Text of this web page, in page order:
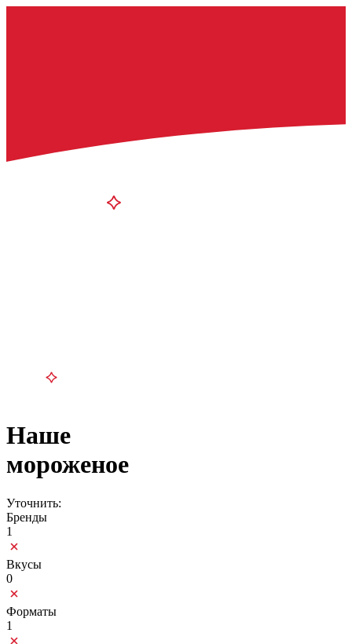
Наше
мороженое
Уточнить:
Бренды
1
Вкусы
0
Форматы
1